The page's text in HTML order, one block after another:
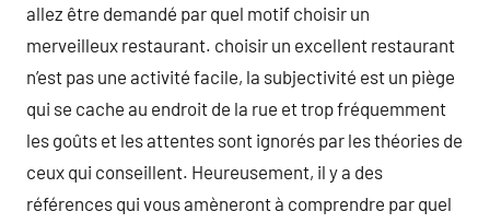
allez être demandé par quel motif choisir un
merveilleux restaurant. choisir un excellent restaurant
n’est pas une activité facile, la subjectivité est un piège
qui se cache au endroit de la rue et trop fréquemment
les goûts et les attentes sont ignorés par les théories de
ceux qui conseillent. Heureusement, il y a des
références qui vous amèneront à comprendre par quel